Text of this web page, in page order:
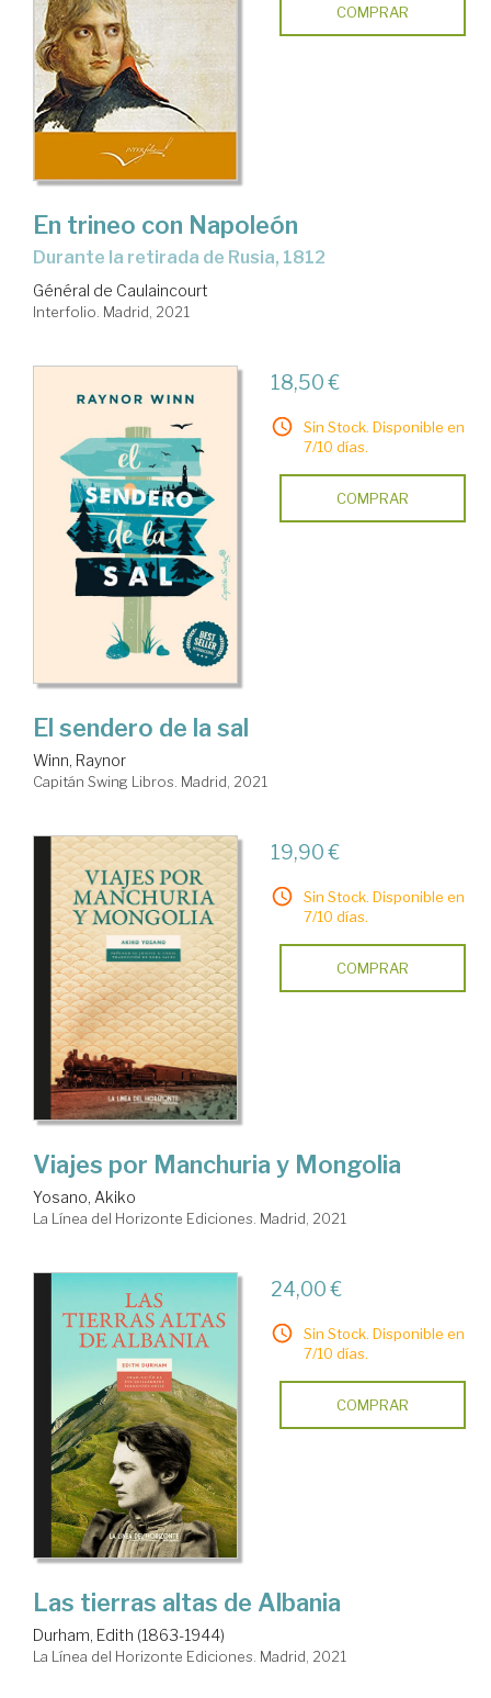
COMPRAR
En trineo con Napoleón
Durante la retirada de Rusia, 1812
Général de Caulaincourt
Interfolio. Madrid, 2021
18,50 €
Sin Stock. Disponible en
7/10 días.
COMPRAR
El sendero de la sal
Winn, Raynor
Capitán Swing Libros. Madrid, 2021
19,90 €
Sin Stock. Disponible en
7/10 días.
COMPRAR
Viajes por Manchuria y Mongolia
Yosano, Akiko
La Línea del Horizonte Ediciones. Madrid, 2021
24,00 €
Sin Stock. Disponible en
7/10 días.
COMPRAR
Las tierras altas de Albania
Durham, Edith (1863-1944)
La Línea del Horizonte Ediciones. Madrid, 2021